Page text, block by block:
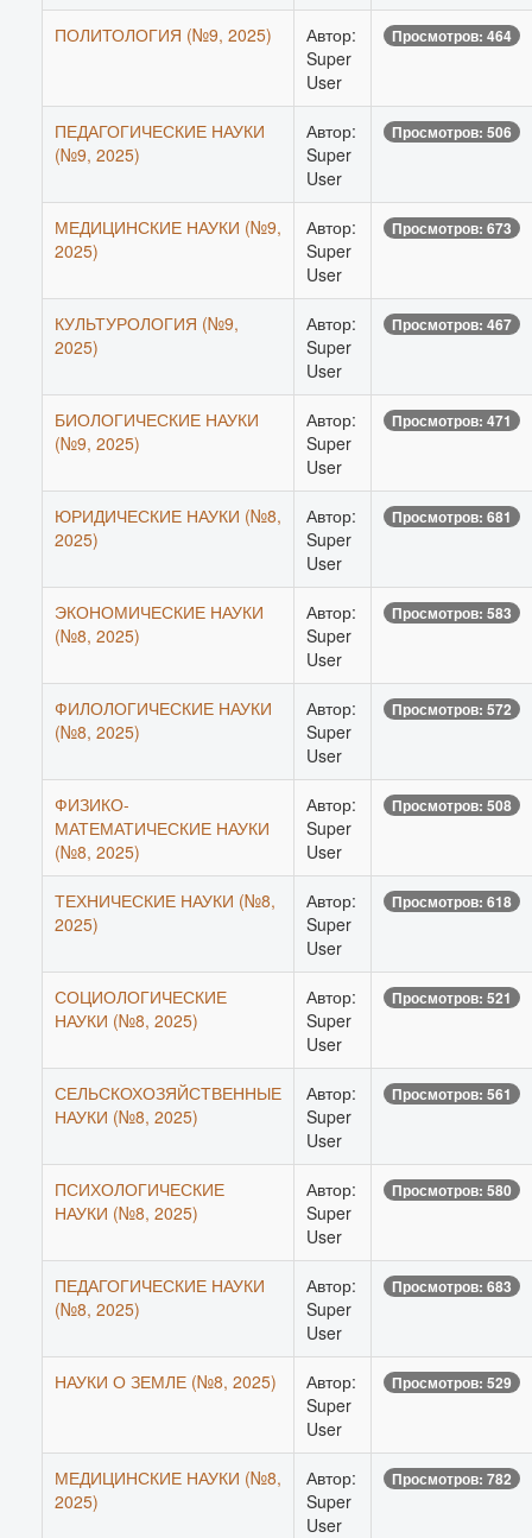
ПОЛИТОЛОГИЯ (№9, 2025)
Автор:
Super
User
Просмотров: 464
ПЕДАГОГИЧЕСКИЕ НАУКИ
(№9, 2025)
Автор:
Super
User
Просмотров: 506
МЕДИЦИНСКИЕ НАУКИ (№9,
2025)
Автор:
Super
User
Просмотров: 673
КУЛЬТУРОЛОГИЯ (№9,
2025)
Автор:
Super
User
Просмотров: 467
БИОЛОГИЧЕСКИЕ НАУКИ
(№9, 2025)
Автор:
Super
User
Просмотров: 471
ЮРИДИЧЕСКИЕ НАУКИ (№8,
2025)
Автор:
Super
User
Просмотров: 681
ЭКОНОМИЧЕСКИЕ НАУКИ
(№8, 2025)
Автор:
Super
User
Просмотров: 583
ФИЛОЛОГИЧЕСКИЕ НАУКИ
(№8, 2025)
Автор:
Super
User
Просмотров: 572
ФИЗИКО-
МАТЕМАТИЧЕСКИЕ НАУКИ
(№8, 2025)
Автор:
Super
User
Просмотров: 508
ТЕХНИЧЕСКИЕ НАУКИ (№8,
2025)
Автор:
Super
User
Просмотров: 618
СОЦИОЛОГИЧЕСКИЕ
НАУКИ (№8, 2025)
Автор:
Super
User
Просмотров: 521
СЕЛЬСКОХОЗЯЙСТВЕННЫЕ
НАУКИ (№8, 2025)
Автор:
Super
User
Просмотров: 561
ПСИХОЛОГИЧЕСКИЕ
НАУКИ (№8, 2025)
Автор:
Super
User
Просмотров: 580
ПЕДАГОГИЧЕСКИЕ НАУКИ
(№8, 2025)
Автор:
Super
User
Просмотров: 683
НАУКИ О ЗЕМЛЕ (№8, 2025)
Автор:
Super
User
Просмотров: 529
МЕДИЦИНСКИЕ НАУКИ (№8,
2025)
Автор:
Super
User
Просмотров: 782